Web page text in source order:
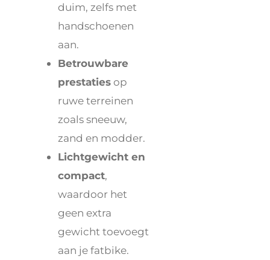
duim, zelfs met
handschoenen
aan.
Betrouwbare
prestatiesop
ruwe terreinen
zoals sneeuw,
zand en modder.
Lichtgewicht en
compact,
waardoor het
geen extra
gewicht toevoegt
aan je fatbike.